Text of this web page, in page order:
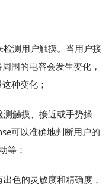
检测用户触摸。当用户接
围的电容会发生变化，
种变化；
测触摸、接近或手势操
可以准确地判断用户的
等；
出色的灵敏度和精确度，